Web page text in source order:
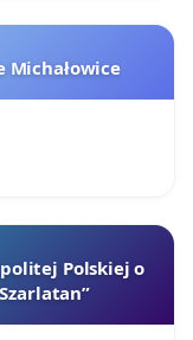
Michałowice
Polskiej o